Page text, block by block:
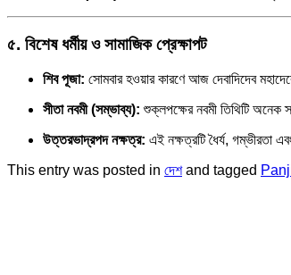
৫. বিশেষ ধর্মীয় ও সামাজিক প্রেক্ষাপট
শিব পূজা: সোমবার হওয়ার কারণে আজ দেবাদিদেব
সীতা নবমী (সম্ভাব্য): শুক্লপক্ষের নবমী তিথিটি অনেক
উত্তরভাদ্রপদ নক্ষত্র: এই নক্ষত্রটি ধৈর্য, গম্ভীরতা
This entry was posted in দেশand tagged